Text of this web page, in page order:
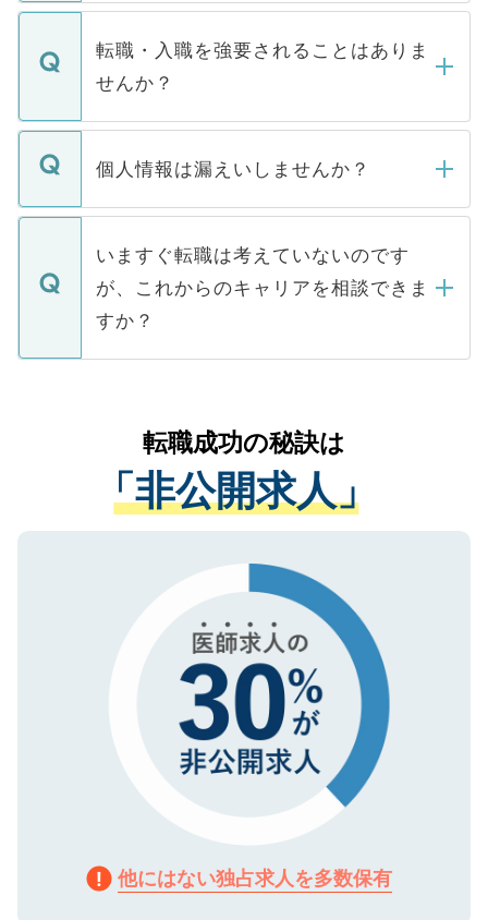
ます。通常、5営業日以内にはご連絡をせて
いただきますので、しばらくお待ちくださ
い。
マイナビDOCTORで取り扱っている求人の
うち約3割は、Webサイトからご覧いただ
けない「非公開求人」です。非公開求人は
下記の理由によって、一般には公開してい
ません。
■応募殺到を避けるため 人気のある医療機
関を公にしてしまうと、応募が殺到する場
に、医療機関が求める条件に合った人材の
みを人材紹介会社に依頼するケースが増え
ています。
転職・入職を強要されることはありま
せんか？
転職・入職を強要することは一切ありませ
ん。また、仮に応募先から内定をいただい
定を承諾する必要はありません。内定先へ
の辞退の連絡はキャリアパートナーが行い
ますので、ご安心ください。
個人情報は漏えいしませんか？
個人情報が漏えいすることはありませんの
で、ご安心ください。当サイトからの登録
などで収集したご登録者様の個人情報は、
ご本人のキャリアアップおよび転職活動の
支援を目的に使用いたします。お預かりし
ているすべての個人データはご本人の許可
は、個人情報の取り扱いについての厳密な
管理基準を満たした事業者のみに付与され
る、プライバシーマークを取得済みです。
ご登録いただいた個人情報は、SSL（デー
で、機密保持に関してもご安心ください。
いますぐ転職は考えていないのです
が、これからのキャリアを相談できま
すか？
かがいして、現在の医療機関の状況や紹介
経験をまじえながら、適切なアドバイスを
させていただきます。すぐにご転職をされ
ない方には、長期的なサポートが可能です
ので、まずはご登録ください。
転職成功の秘訣は
「非公開求人」
他にはない独占求人を多数保有